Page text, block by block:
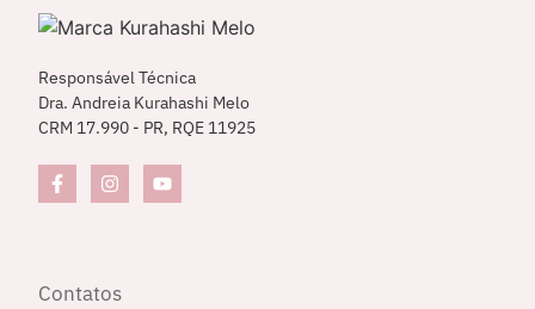
Responsável Técnica
Dra. Andreia Kurahashi Melo
CRM 17.990 - PR, RQE 11925
Contatos